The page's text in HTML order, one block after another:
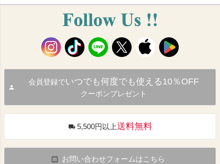
会員登録でいつでも何度でも使える10％OFF
クーポンプレゼント
5,500円以上送料無料
お問い合わせフォームはこちら